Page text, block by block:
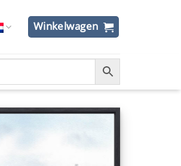
Winkelwagen